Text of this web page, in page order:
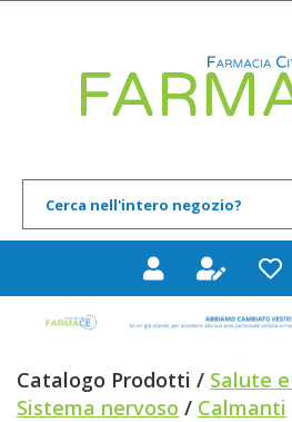
Prodotto
Catalogo Prodotti / Salute
Sistema nervoso / Calmanti